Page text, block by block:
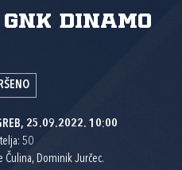
GNK Dinamo
25.09.2022. 10:00
50
Čulina, Dominik Jurčec.